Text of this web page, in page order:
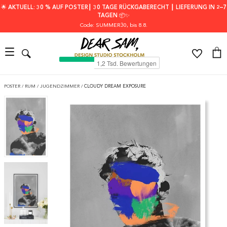
🌟 AKTUELL: 30 % AUF POSTER┃ 30 TAGE RÜCKGABERECHT ┃ LIEFERUNG IN 2–7
TAGEN 📦✨
Code: SUMMER30, bis 8.8.
POSTER / RUM / JUGENDZIMMER / CLOUDY DREAM EXPOSURE